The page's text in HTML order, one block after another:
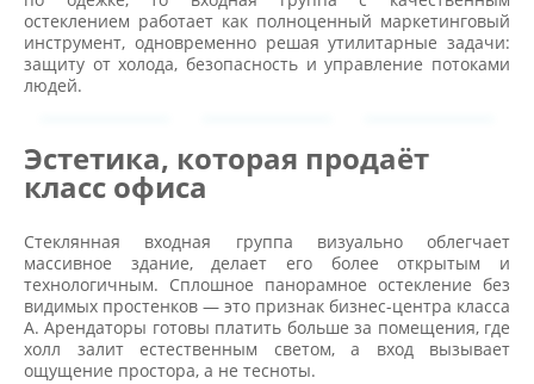
остеклением работает как полноценный маркетинговый
инструмент, одновременно решая утилитарные задачи:
защиту от холода, безопасность и управление потоками
людей.
Эстетика, которая продаёт
класс офиса
Стеклянная входная группа визуально облегчает
массивное здание, делает его более открытым и
технологичным. Сплошное панорамное остекление без
видимых простенков — это признак бизнес-центра класса
А. Арендаторы готовы платить больше за помещения, где
холл залит естественным светом, а вход вызывает
ощущение простора, а не тесноты.